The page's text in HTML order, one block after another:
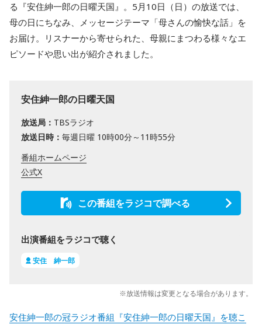
る『安住紳一郎の日曜天国』。5月10日（日）の放送では、
母の日にちなみ、メッセージテーマ「母さんの愉快な話」を
お届け。リスナーから寄せられた、母親にまつわる様々なエ
ピソードや思い出が紹介されました。
安住紳一郎の日曜天国
放送局： TBSラジオ
放送日時： 毎週日曜 10時00分～11時55分
番組ホームページ
公式X
この番組をラジコで調べる
出演番組をラジコで聴く
安住 紳一郎
※放送情報は変更となる場合があります。
安住紳一郎の冠ラジオ番組『安住紳一郎の日曜天国』を聴こ